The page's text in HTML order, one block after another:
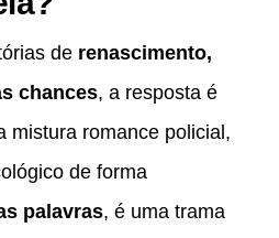
de renascimento,
chances, a resposta é
mistura romance policial,
de forma
palavras, é uma trama